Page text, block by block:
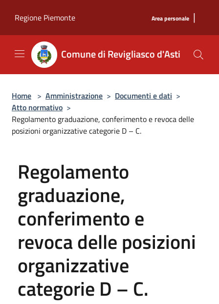
Regione Piemonte
Area personale |
Comune di Revigliasco d'Asti
Home > Amministrazione > Documenti e dati >
Atto normativo >
Regolamento graduazione, conferimento e revoca delle
posizioni organizzative categorie D – C.
Regolamento
graduazione,
conferimento e
revoca delle posizioni
organizzative
categorie D – C.